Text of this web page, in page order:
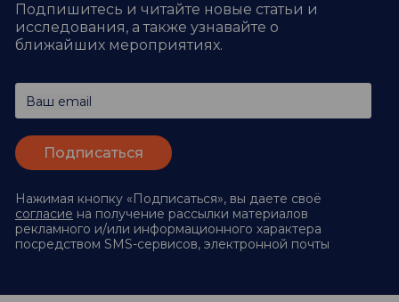
Подпишитесь и читайте новые статьи и
исследования, а также узнавайте о
ближайших мероприятиях.
Ваш email
Нажимая кнопку «Подписаться», вы даете своё
согласие на получение рассылки материалов
рекламного и/или информационного характера
посредством SMS-сервисов, электронной почты